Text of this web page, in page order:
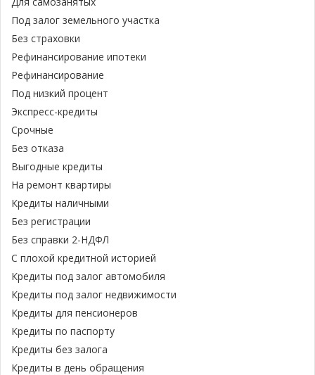
Под залог земельного участка
Без страховки
Рефинансирование ипотеки
Рефинансирование
Под низкий процент
Экспресс-кредиты
Срочные
Без отказа
Выгодные кредиты
На ремонт квартиры
Кредиты наличными
Без регистрации
Без справки 2-НДФЛ
С плохой кредитной историей
Кредиты под залог автомобиля
Кредиты под залог недвижимости
Кредиты для пенсионеров
Кредиты по паспорту
Кредиты без залога
Кредиты в день обращения